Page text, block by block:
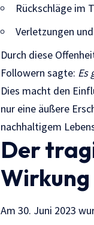
Rückschläge im
Verletzungen
Durch diese
Followern sagte: Es
Dies macht den
nur eine äußere
nachhaltigem
Der
Wirkung
Am 30. Juni 2023